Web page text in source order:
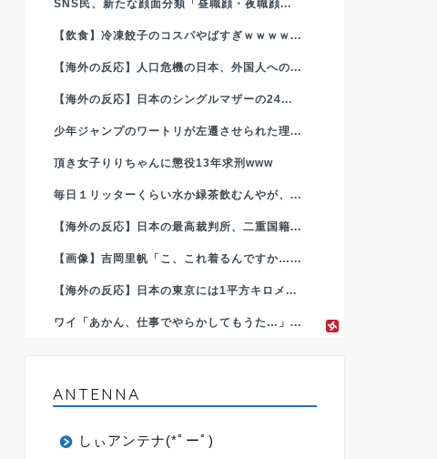
SNS民、新たな顔面分類「昼職顔・夜職顔...
【飲食】冷凍餃子のコスパやばすぎｗｗｗｗ...
【海外の反応】人口危機の日本、外国人への...
【海外の反応】日本のシングルマザーの24...
少年ジャンプのワートリが左遷させられた理...
頂き女子りりちゃんに懲役13年求刑www
毎日１リッターくらい水か緑茶飲むんやが、...
【海外の反応】日本の最高裁判所、二重国籍...
【画像】吉岡里帆「こ、これ着るんですか…...
【海外の反応】日本の東京には1平方キロメ...
ワイ「あかん、仕事でやらかしてもうた…」...
ANTENNA
しぃアンテナ(*ﾟーﾟ)